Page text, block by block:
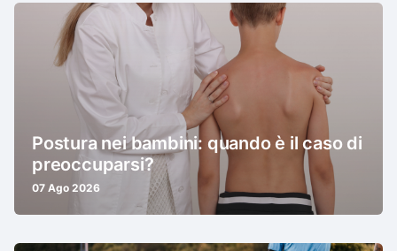
Postura nei bambini: quando è il caso di
preoccuparsi?
07 Ago 2026